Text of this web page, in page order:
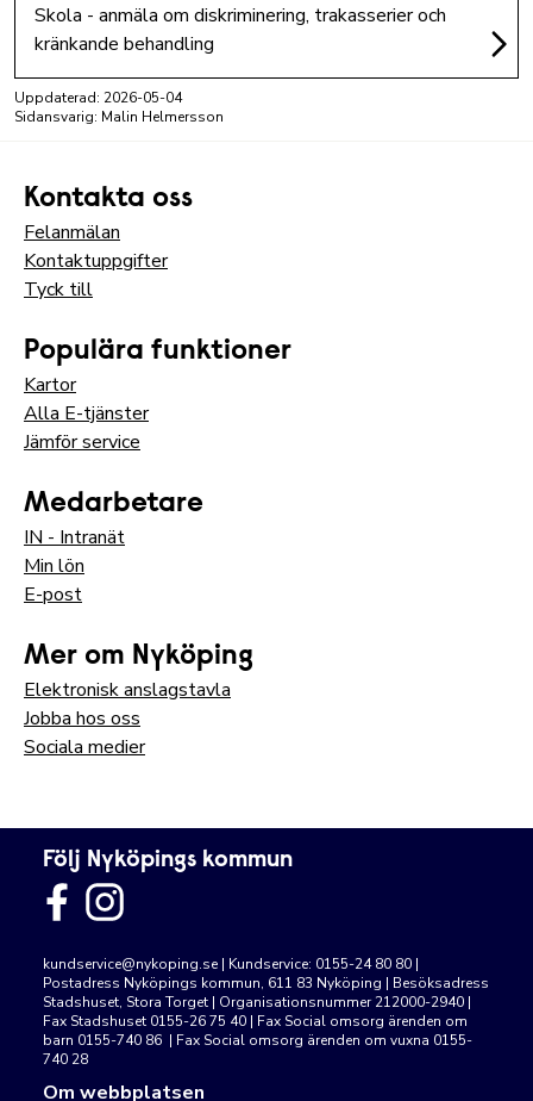
Skola - anmäla om diskriminering, trakasserier och
kränkande behandling
Uppdaterad: 2026-05-04
Sidansvarig: Malin Helmersson
Kontakta oss
Felanmälan
Kontaktuppgifter
Tyck till
Populära funktioner
Kartor
Alla E-tjänster
Jämför service
Medarbetare
IN - Intranät
Min lön
E-post
Mer om Nyköping
Elektronisk anslagstavla
Jobba hos oss
Sociala medier
Följ Nyköpings kommun
kundservice@nykoping.se | Kundservice: 0155-24 80 80 |
Postadress Nyköpings kommun, 611 83 Nyköping | Besöksadress
Stadshuset, Stora Torget | Organisationsnummer 212000-2940 |
Fax Stadshuset 0155-26 75 40 | Fax Social omsorg ärenden om
barn 0155-740 86 | Fax Social omsorg ärenden om vuxna 0155-
740 28
Om webbplatsen